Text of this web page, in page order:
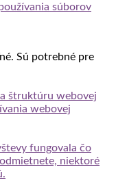
súborov
Sú potrebné pre
štruktúru webovej
webovej
fungovala čo
niektoré